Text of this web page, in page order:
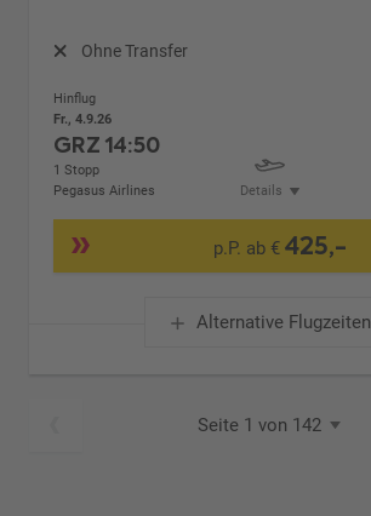
Ohne Transfer
Hinflug
Fr., 4.9.26
GRZ14:50
1 Stopp
Pegasus Airlines
Details
p.P. ab €425,-
Alternative Flugzeiten
Seite 1 von 142